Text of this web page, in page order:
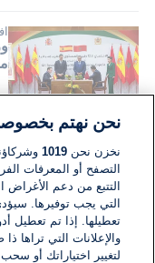
نحن نهتم
نخزن نحن1019
التصفح أو المعرفات
التتبع من دعم الأغراض
التي يجب توفيرها.
تعطيلها. إذا تم تعطيل
والإعلانات التي تراها
لتغيير اختياراتك أو